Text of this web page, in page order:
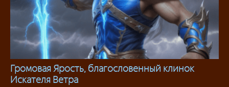
Громовая Ярость, благословенный клинок
Искателя Ветра